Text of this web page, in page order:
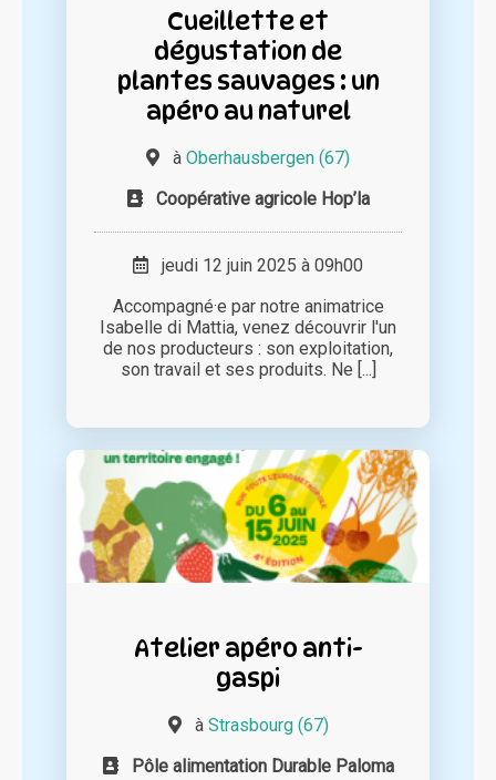
Cueillette et
dégustation de
plantes sauvages : un
apéro au naturel
à Oberhausbergen (67)
Coopérative agricole Hop’la
jeudi 12 juin 2025 à 09h00
Accompagné·e par notre animatrice
Isabelle di Mattia, venez découvrir l'un
de nos producteurs : son exploitation,
son travail et ses produits. Ne [...]
Atelier apéro anti-
gaspi
à Strasbourg (67)
Pôle alimentation Durable Paloma